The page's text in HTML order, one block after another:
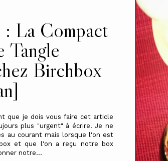
: La Compact
Tangle
Birchbox
que je dois vous faire cet article
plus "urgent" à écrire. Je ne
au courant mais lorsque l'on est
et que l'on a reçu notre box
notre...